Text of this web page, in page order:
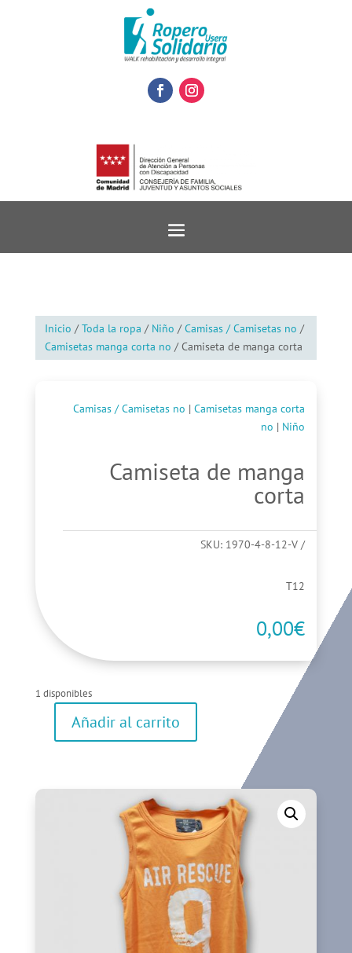
Inicio /Toda la ropa / Niño /Camisas / Camisetas no /
Camisetas manga corta no / Camiseta de manga corta
Camisas / Camisetas no |Camisetas manga corta
no | Niño
Camiseta de manga
corta
SKU: 1970-4-8-12-V
T12
0,00€
1 disponibles
CamisetaAñadir al carrito